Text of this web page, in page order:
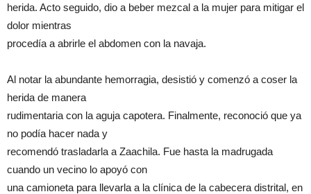
herida. Acto seguido, dio a beber mezcal a la mujer para mitigar el
dolor mientras
procedía a abrirle el abdomen con la navaja.
Al notar la abundante hemorragia, desistió y comenzó a coser la
herida de manera
rudimentaria con la aguja capotera. Finalmente, reconoció que ya
no podía hacer nada y
recomendó trasladarla a Zaachila. Fue hasta la madrugada
cuando un vecino lo apoyó con
una camioneta para llevarla a la clínica de la cabecera distrital, en